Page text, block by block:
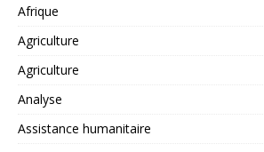
Afrique
Agriculture
Agriculture
Analyse
Assistance humanitaire